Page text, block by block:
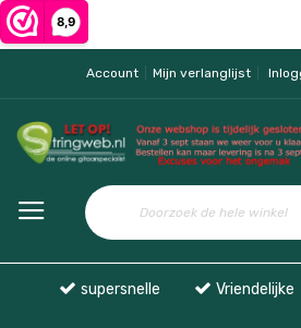
Account Mijn verlanglijst
supersnelle Vriendelijke